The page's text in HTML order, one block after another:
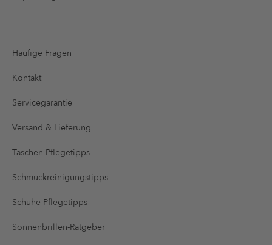
Häufige Fragen
Kontakt
Servicegarantie
Versand & Lieferung
Taschen Pflegetipps
Schmuckreinigungstipps
Schuhe Pflegetipps
Sonnenbrillen-Ratgeber